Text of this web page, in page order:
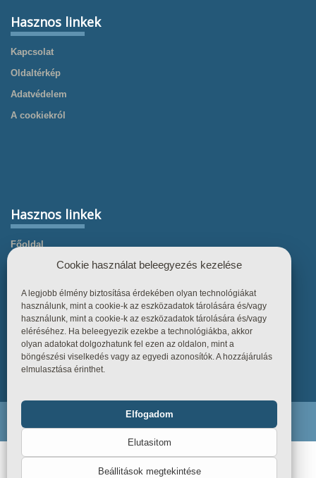
Hasznos linkek
Kapcsolat
Oldaltérkép
Adatvédelem
A cookiekról
Hasznos linkek
Főoldal
Tudástár
Üzletszabályzat
Kapcsolat
Endiline - Minden jog fenntartva. © 2026
Cookie használat beleegyezés kezelése
A legjobb élmény biztosítása érdekében olyan technológiákat
használunk, mint a cookie-k az eszközadatok tárolására és/vagy
használunk, mint a cookie-k az eszközadatok tárolására és/vagy
eléréséhez. Ha beleegyezik ezekbe a technológiákba, akkor
olyan adatokat dolgozhatunk fel ezen az oldalon, mint a
böngészési viselkedés vagy az egyedi azonosítók. A hozzájárulás
elmulasztása érinthet.
Statisztika
Elfogadom
Elutasitom
Beállitások megtekintése